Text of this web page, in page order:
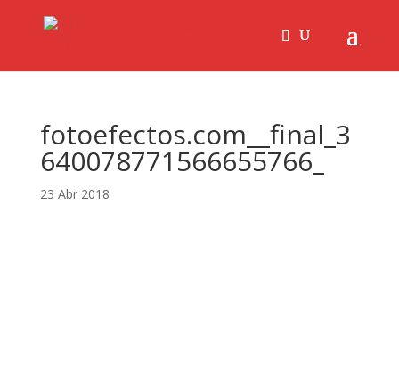
fotoefectos.com__final_3
640078771566655766_
23 Abr 2018